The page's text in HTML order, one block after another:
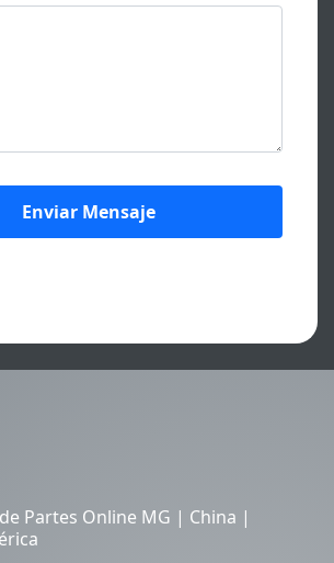
Partes Online MG | China |